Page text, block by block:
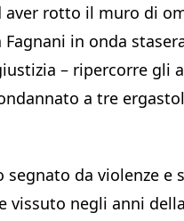
aver rotto il muro di
Fagnani in onda
– ripercorre gli
a tre
da violenze e
negli anni